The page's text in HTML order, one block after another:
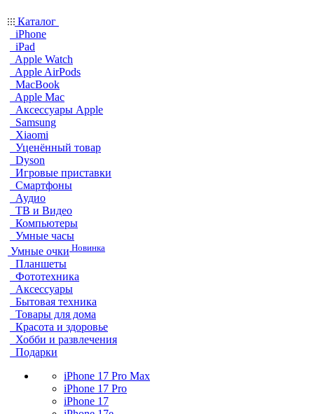
Каталог
iPhone
iPad
Apple Watch
Apple AirPods
MacBook
Apple Mac
Аксессуары Apple
Samsung
Xiaomi
Уценённый товар
Dyson
Игровые приставки
Смартфоны
Аудио
ТВ и Видео
Компьютеры
Умные часы
Умные очки Новинка
Планшеты
Фототехника
Аксессуары
Бытовая техника
Товары для дома
Красота и здоровье
Хобби и развлечения
Подарки
iPhone 17 Pro Max
iPhone 17 Pro
iPhone 17